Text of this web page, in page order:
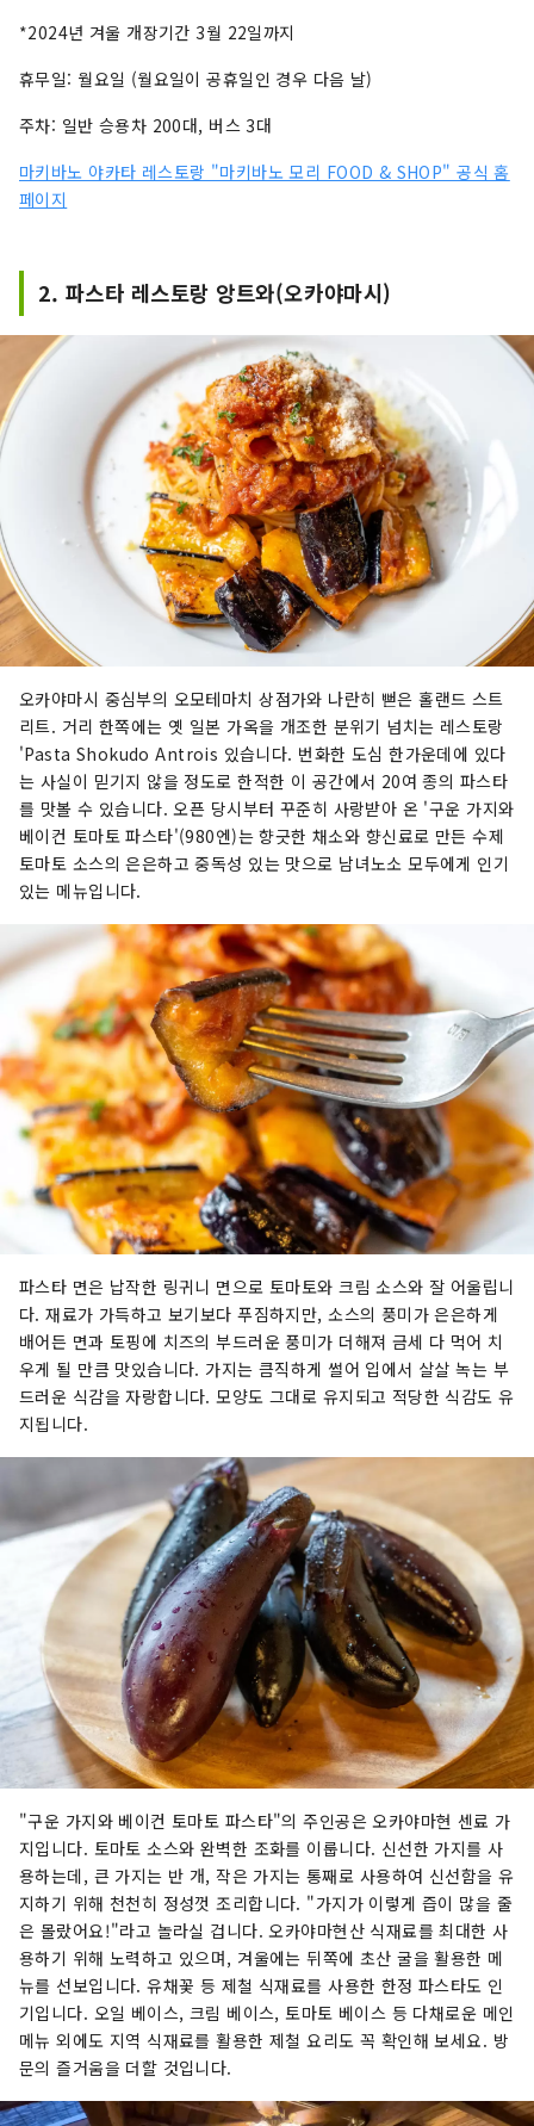
*2024년 겨울 개장기간 3월 22일까지
휴무일: 월요일 (월요일이 공휴일인 경우 다음 날)
주차: 일반 승용차 200대, 버스 3대
마키바노 야카타 레스토랑 "마키바노 모리 FOOD & SHOP" 공식 홈
페이지
2. 파스타 레스토랑 앙트와(오카야마시)
오카야마시 중심부의 오모테마치 상점가와 나란히 뻗은 홀랜드 스트
리트. 거리 한쪽에는 옛 일본 가옥을 개조한 분위기 넘치는 레스토랑
'Pasta Shokudo Antrois 있습니다. 번화한 도심 한가운데에 있다
는 사실이 믿기지 않을 정도로 한적한 이 공간에서 20여 종의 파스타
를 맛볼 수 있습니다. 오픈 당시부터 꾸준히 사랑받아 온 '구운 가지와
베이컨 토마토 파스타'(980엔)는 향긋한 채소와 향신료로 만든 수제
토마토 소스의 은은하고 중독성 있는 맛으로 남녀노소 모두에게 인기
있는 메뉴입니다.
파스타 면은 납작한 링귀니 면으로 토마토와 크림 소스와 잘 어울립니
다. 재료가 가득하고 보기보다 푸짐하지만, 소스의 풍미가 은은하게
배어든 면과 토핑에 치즈의 부드러운 풍미가 더해져 금세 다 먹어 치
우게 될 만큼 맛있습니다. 가지는 큼직하게 썰어 입에서 살살 녹는 부
드러운 식감을 자랑합니다. 모양도 그대로 유지되고 적당한 식감도 유
지됩니다.
"구운 가지와 베이컨 토마토 파스타"의 주인공은 오카야마현 센료 가
지입니다. 토마토 소스와 완벽한 조화를 이룹니다. 신선한 가지를 사
용하는데, 큰 가지는 반 개, 작은 가지는 통째로 사용하여 신선함을 유
지하기 위해 천천히 정성껏 조리합니다. "가지가 이렇게 즙이 많을 줄
은 몰랐어요!"라고 놀라실 겁니다. 오카야마현산 식재료를 최대한 사
용하기 위해 노력하고 있으며, 겨울에는 뒤쪽에 초산 굴을 활용한 메
뉴를 선보입니다. 유채꽃 등 제철 식재료를 사용한 한정 파스타도 인
기입니다. 오일 베이스, 크림 베이스, 토마토 베이스 등 다채로운 메인
메뉴 외에도 지역 식재료를 활용한 제철 요리도 꼭 확인해 보세요. 방
문의 즐거움을 더할 것입니다.